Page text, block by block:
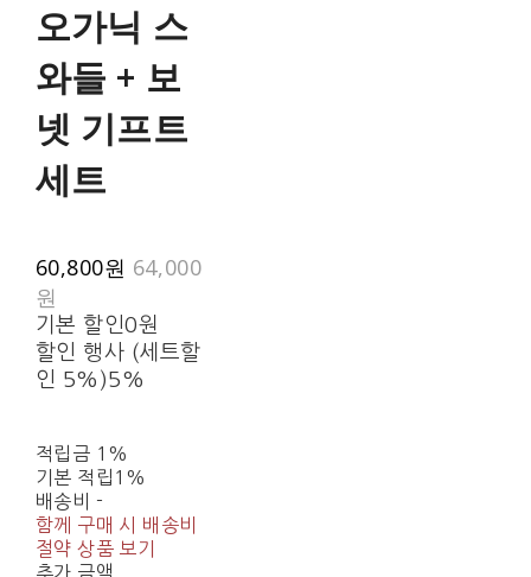
오가닉 스
와들 + 보
넷 기프트
세트
60,800원 64,000
원
기본 할인0원
할인 행사 (세트할
인 5%)5%
적립금 1%
기본 적립 1%
배송비 -
함께 구매 시 배송비
절약 상품 보기
추가 금액